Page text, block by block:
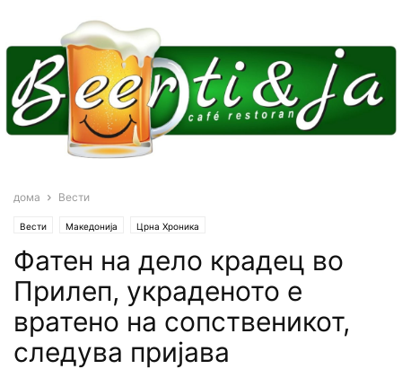
дома Вести
Вести Македонија Црна Хроника
Фатен на дело крадец во
Прилеп, украденото е
вратено на сопственикот,
следува пријава